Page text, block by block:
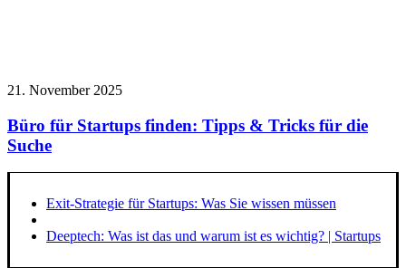
21. November 2025
Büro für Startups finden: Tipps & Tricks für die
Suche
Exit-Strategie für Startups: Was Sie wissen müssen
Deeptech: Was ist das und warum ist es wichtig? | Startups